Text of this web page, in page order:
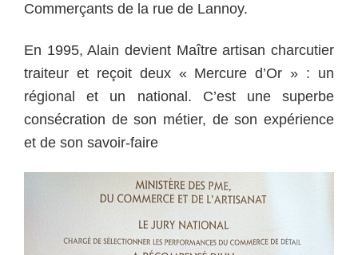
Commerçants de la rue de Lannoy.
En 1995, Alain devient Maître artisan charcutier
traiteur et reçoit deux « Mercure d’Or » : un
régional et un national. C’est une superbe
consécration de son métier, de son expérience
et de son savoir-faire